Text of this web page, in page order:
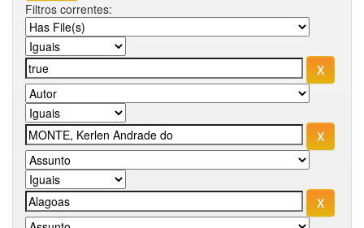
Filtros correntes: